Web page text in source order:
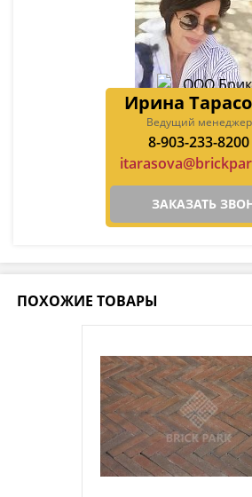
Ирина
Ведущий менеджер
8-903-233-8200
ЗАКАЗАТЬ
ПОХОЖИЕ ТОВАРЫ